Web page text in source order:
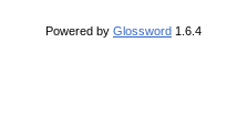
Powered by Glossword 1.6.4